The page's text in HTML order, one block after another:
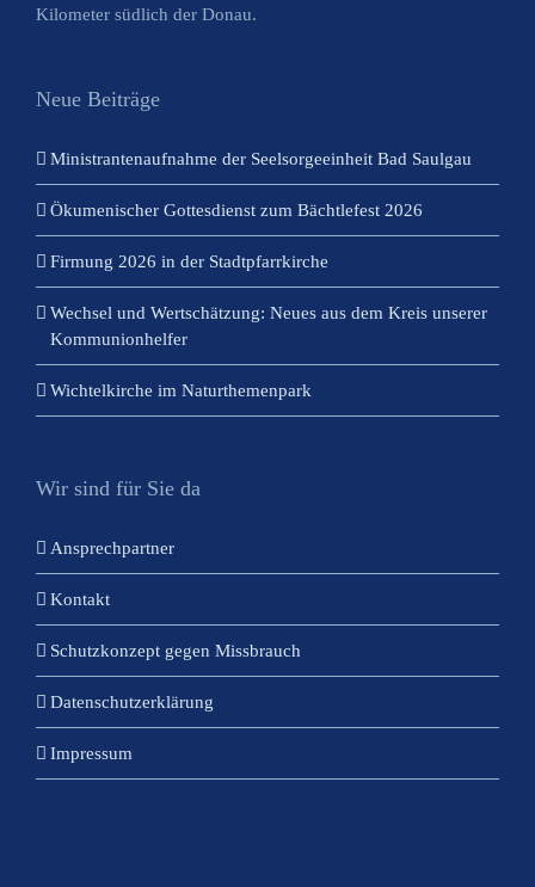
Kilometer südlich der Donau.
Neue Beiträge
Ministrantenaufnahme der Seelsorgeeinheit Bad Saulgau
Ökumenischer Gottesdienst zum Bächtlefest 2026
Firmung 2026 in der Stadtpfarrkirche
Wechsel und Wertschätzung: Neues aus dem Kreis unserer
Kommunionhelfer
Wichtelkirche im Naturthemenpark
Wir sind für Sie da
Ansprechpartner
Kontakt
Schutzkonzept gegen Missbrauch
Datenschutzerklärung
Impressum